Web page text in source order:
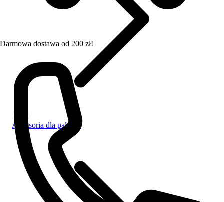
Darmowa dostawa od 200 zł!
Akcesoria dla palaczy